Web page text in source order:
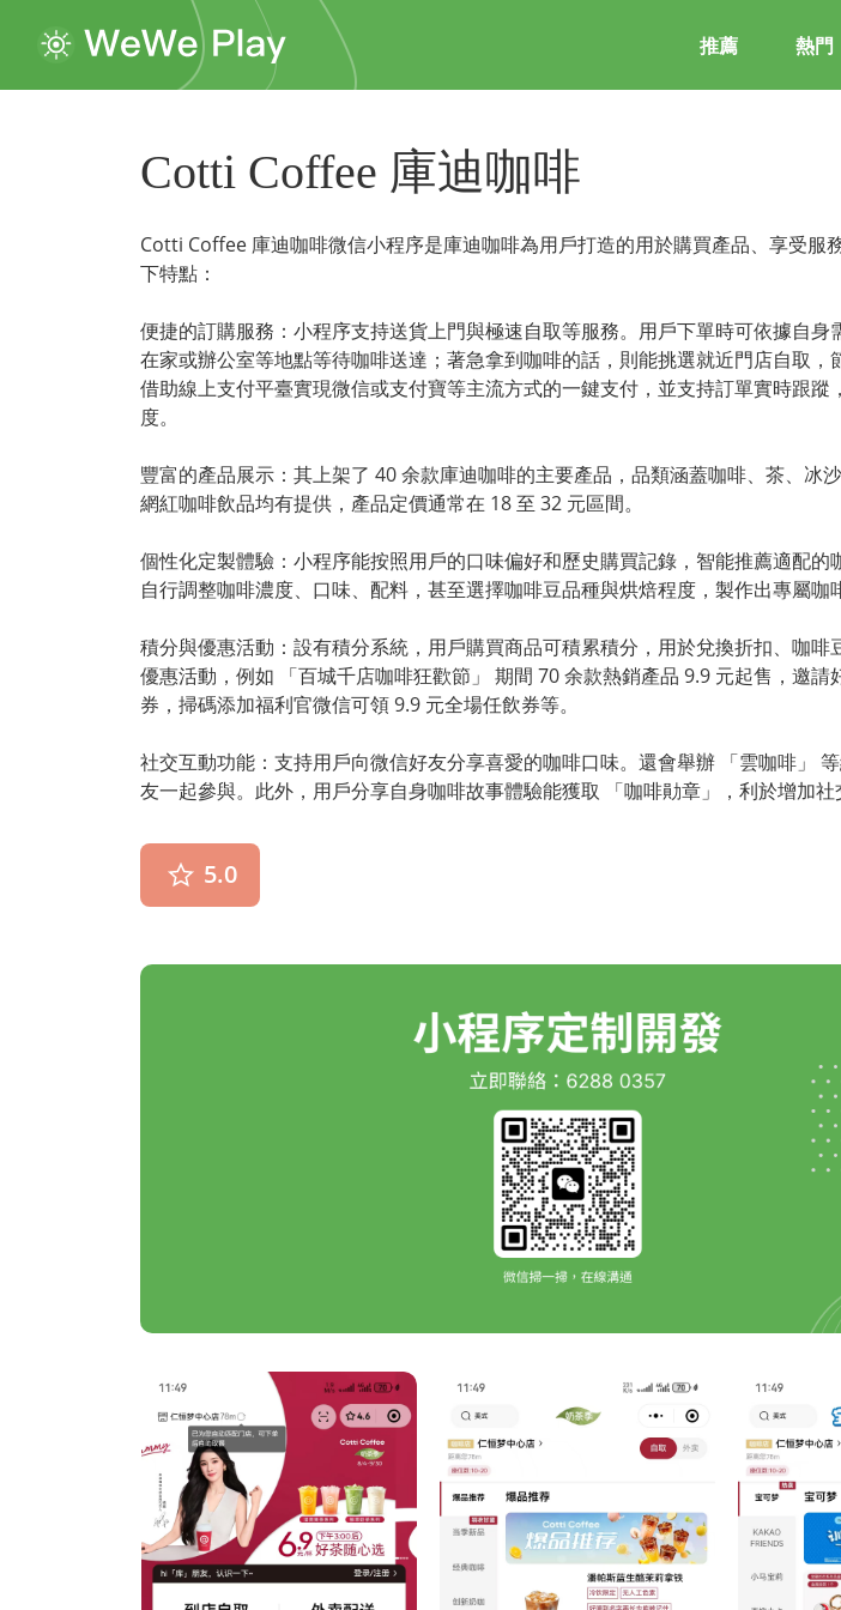
推薦 熱門
Cotti Coffee 庫迪咖啡
Cotti Coffee 庫迪咖啡微信小程序是庫迪咖啡為用戶打造的用於購買產品、享受服
下特點：
便捷的訂購服務：小程序支持送貨上門與極速自取等服務。用戶下單時可依據自
在家或辦公室等地點等待咖啡送達；著急拿到咖啡的話，則能挑選就近門店自取
借助線上支付平臺實現微信或支付寶等主流方式的一鍵支付，並支持訂單實時跟蹤
度。
豐富的產品展示：其上架了 40 余款庫迪咖啡的主要產品，品類涵蓋咖啡、茶、冰
網紅咖啡飲品均有提供，產品定價通常在 18 至 32 元區間。
個性化定製體驗：小程序能按照用戶的口味偏好和歷史購買記錄，智能推薦適配的
自行調整咖啡濃度、口味、配料，甚至選擇咖啡豆品種與烘焙程度，製作出專屬咖
積分與優惠活動：設有積分系統，用戶購買商品可積累積分，用於兌換折扣、咖
優惠活動，例如 「百城千店咖啡狂歡節」 期間 70 余款熱銷產品 9.9 元起售，邀請
券，掃碼添加福利官微信可領 9.9 元全場任飲券等。
社交互動功能：支持用戶向微信好友分享喜愛的咖啡口味。還會舉辦 「雲咖啡」
友一起參與。此外，用戶分享自身咖啡故事體驗能獲取 「咖啡勛章」，利於增加社
5.0